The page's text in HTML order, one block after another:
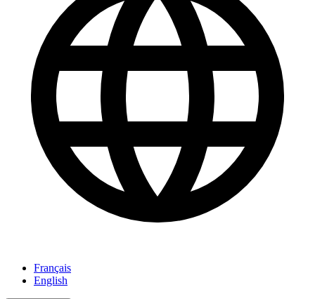
Français
English